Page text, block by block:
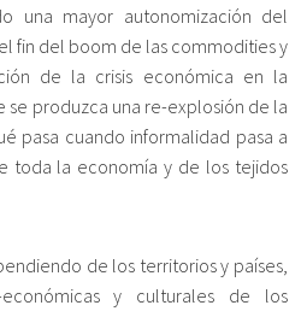
una mayor autonomización del
fin del boom de las commodities y
de la crisis económica en la
se produzca una re-explosión de la
pasa cuando informalidad pasa a
toda la economía y de los tejidos
de los territorios y países,
económicas y culturales de los